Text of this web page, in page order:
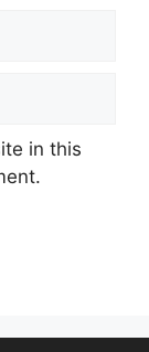
in this